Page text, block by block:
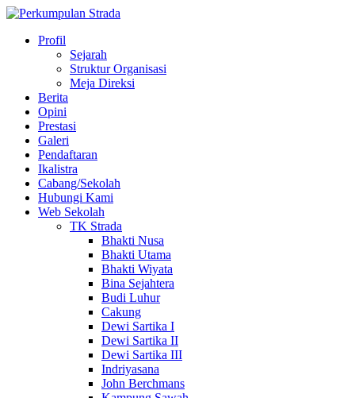
Profil
Sejarah
Struktur Organisasi
Meja Direksi
Berita
Opini
Prestasi
Galeri
Pendaftaran
Ikalistra
Cabang/Sekolah
Hubungi Kami
Web Sekolah
TK Strada
Bhakti Nusa
Bhakti Utama
Bhakti Wiyata
Bina Sejahtera
Budi Luhur
Cakung
Dewi Sartika I
Dewi Sartika II
Dewi Sartika III
Indriyasana
John Berchmans